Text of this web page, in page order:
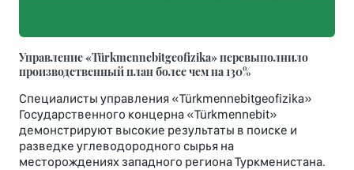
Управление «Türkmennebitgeofizika» перевыполнило
производственный план более чем на 130%
Специалисты управления «Türkmennebitgeofizika»
Государственного концерна «Türkmennebit»
демонстрируют высокие результаты в поиске и
разведке углеводородного сырья на
месторождениях западного региона Туркменистана.